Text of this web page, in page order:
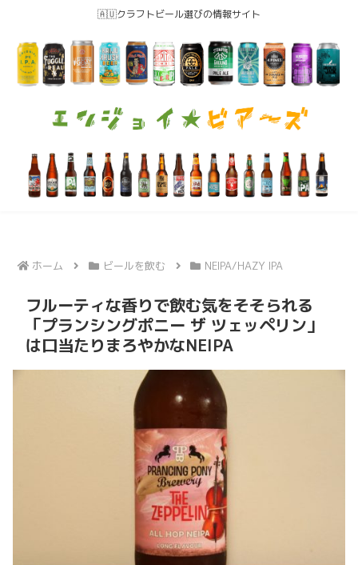
🇦🇺クラフトビール選びの情報サイト
ホーム ビールを飲む NEIPA/HAZY IPA
フルーティな香りで飲む気をそそられる
「プランシングポニー ザ ツェッペリン」
は口当たりまろやかなNEIPA